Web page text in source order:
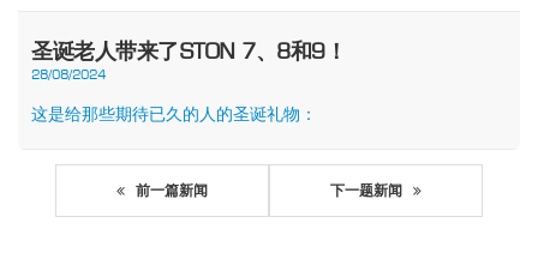
圣诞老人带来了STON 7、8和9！
28/08/2024
这是给那些期待已久的人的圣诞礼物：
前一篇新闻 下一题新闻